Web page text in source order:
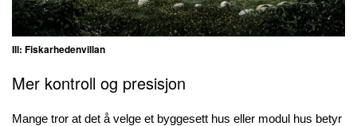
Ill: Fiskarhedenvillan
Mer kontroll og presisjon
Mange tror at det å velge et byggesett hus eller modul hus betyr